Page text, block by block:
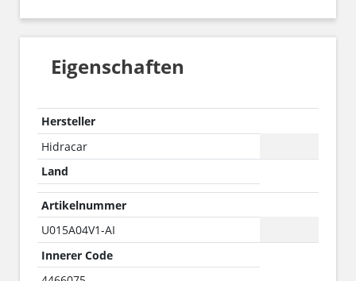
Eigenschaften
Hersteller
Hidracar
Land
Artikelnummer
U015A04V1-AI
Innerer Code